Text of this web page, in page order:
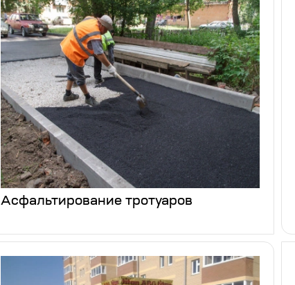
Асфальтирование тротуаров